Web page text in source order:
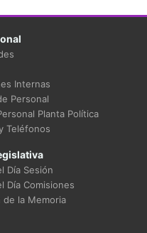
Internas
Personal
Planta Política
Teléfonos
Día Sesión
Día Comisiones
de la Memoria